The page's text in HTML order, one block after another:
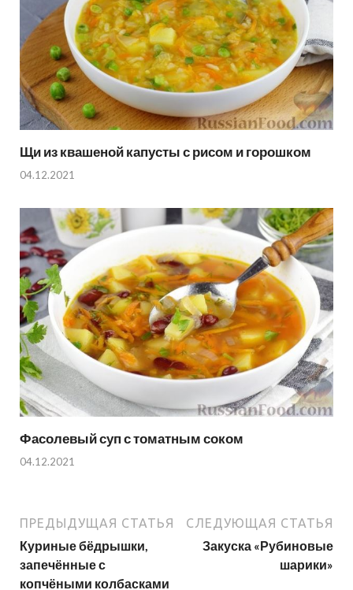
Щи из квашеной капусты с рисом и горошком
04.12.2021
Фасолевый суп с томатным соком
04.12.2021
ПРЕДЫДУЩАЯ СТАТЬЯ
Куриные бёдрышки,
запечённые с
копчёными колбасками
СЛЕДУЮЩАЯ СТАТЬЯ
Закуска «Рубиновые
шарики»